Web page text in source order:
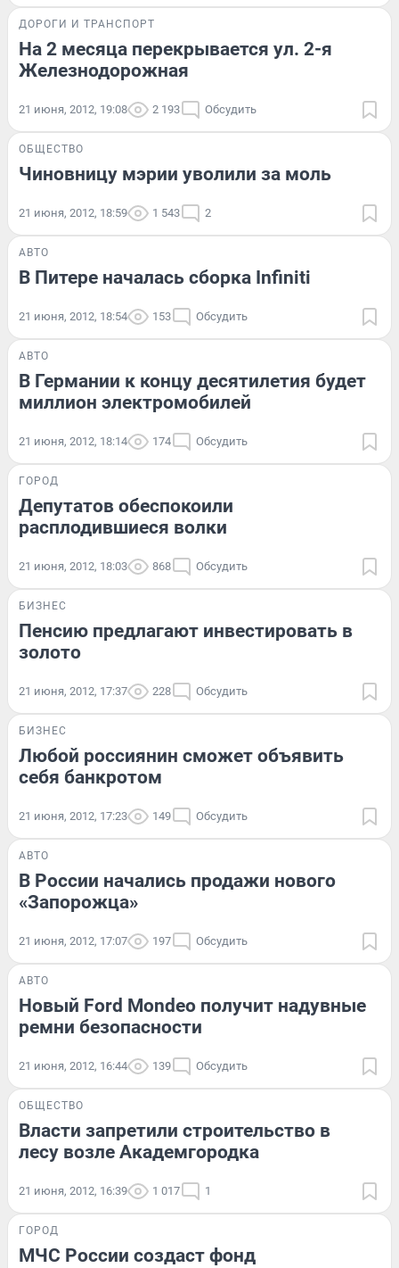
ДОРОГИ И ТРАНСПОРТ
На 2 месяца перекрывается ул. 2-я
Железнодорожная
21 июня, 2012, 19:08 2 193 Обсудить
ОБЩЕСТВО
Чиновницу мэрии уволили за моль
21 июня, 2012, 18:59 1 543 2
АВТО
В Питере началась сборка Infiniti
21 июня, 2012, 18:54 153 Обсудить
АВТО
В Германии к концу десятилетия будет
миллион электромобилей
21 июня, 2012, 18:14 174 Обсудить
ГОРОД
Депутатов обеспокоили
расплодившиеся волки
21 июня, 2012, 18:03 868 Обсудить
БИЗНЕС
Пенсию предлагают инвестировать в
золото
21 июня, 2012, 17:37 228 Обсудить
БИЗНЕС
Любой россиянин сможет объявить
себя банкротом
21 июня, 2012, 17:23 149 Обсудить
АВТО
В России начались продажи нового
«Запорожца»
21 июня, 2012, 17:07 197 Обсудить
АВТО
Новый Ford Mondeo получит надувные
ремни безопасности
21 июня, 2012, 16:44 139 Обсудить
ОБЩЕСТВО
Власти запретили строительство в
лесу возле Академгородка
21 июня, 2012, 16:39 1 017 1
ГОРОД
МЧС России создаст фонд